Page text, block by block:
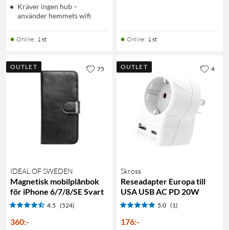
Kräver ingen hub –
använder hemmets wifi
Online: 1 st Online: 1 st
OUTLET
IDEAL OF SWEDEN
Magnetisk mobilplånbok
för iPhone 6/7/8/SE Svart
4.5 (524)
360:-
75 OUTLET
Skross
Reseadapter Europa till
USA USB AC PD 20W
5.0 (1)
176:-
4